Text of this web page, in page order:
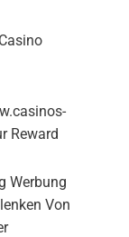
Reward
Werbung
Von